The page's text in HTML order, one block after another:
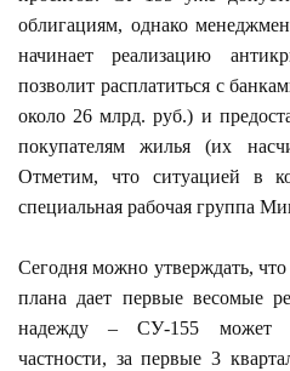
облигациям, однако
начинает реализацию
позволит расплатиться с
около 26 млрд. руб.) и
покупателям жилья (их
Отметим, что ситуацией в
специальная рабочая группа
Сегодня можно утверждать,
плана дает первые весомые
надежду – СУ-155 может
частности, за первые 3